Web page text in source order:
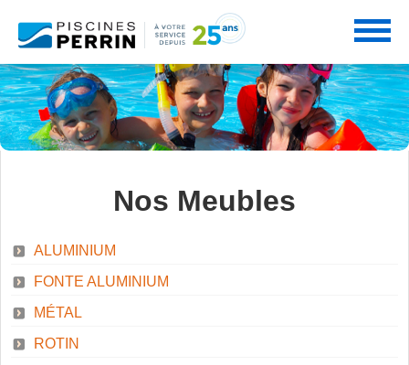
PRODUITS
PISCINES
SERVICES
PROMOTIONS
Nos Meubles
ALUMINIUM
FONTE ALUMINIUM
MÉTAL
ROTIN